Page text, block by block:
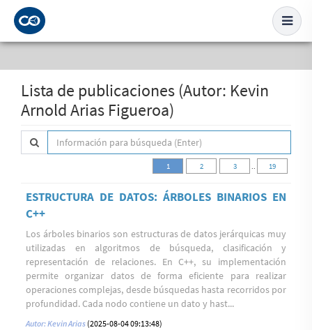
Lista de publicaciones (Autor: Kevin
Arnold Arias Figueroa)
1 2 3 .. 19
ESTRUCTURA DE DATOS: ÁRBOLES BINARIOS EN
C++
Los árboles binarios son estructuras de datos jerárquicas muy
utilizadas en algoritmos de búsqueda, clasificación y
representación de relaciones. En C++, su implementación
permite organizar datos de forma eficiente para realizar
operaciones complejas, desde búsquedas hasta recorridos por
profundidad. Cada nodo contiene un dato y hast...
Autor: Kevin Arias (2025-08-04 09:13:48)